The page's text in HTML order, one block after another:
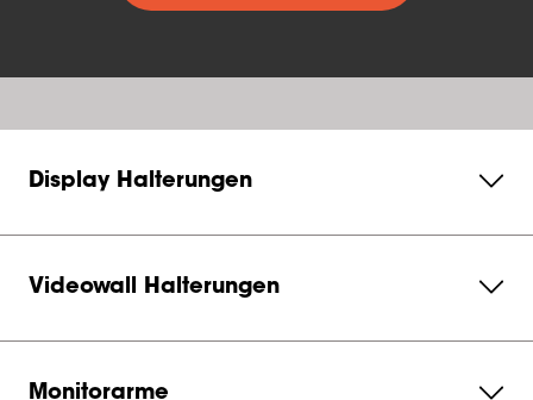
Display Halterungen
Videowall Halterungen
Monitorarme